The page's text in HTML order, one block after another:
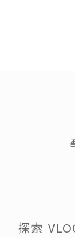
探索